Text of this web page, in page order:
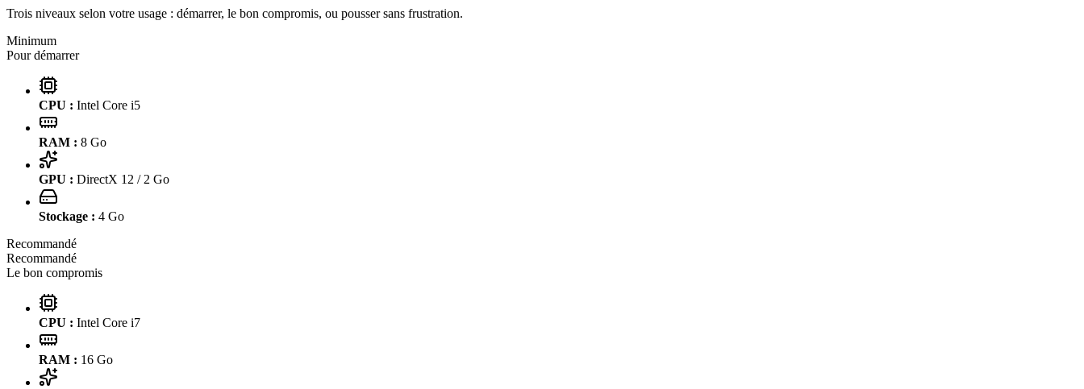
Trois niveaux selon votre usage : démarrer, le bon compromis, ou pousser sans frustration.
Minimum
Pour démarrer
CPU : Intel Core i5
RAM : 8 Go
GPU : DirectX 12 / 2 Go
Stockage : 4 Go
Recommandé
Recommandé
Le bon compromis
CPU : Intel Core i7
RAM : 16 Go